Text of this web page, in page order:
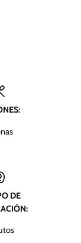
DE